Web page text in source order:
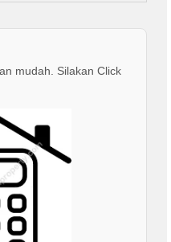
mudah. Silakan Click